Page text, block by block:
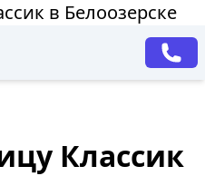
в Белоозерске
Классик